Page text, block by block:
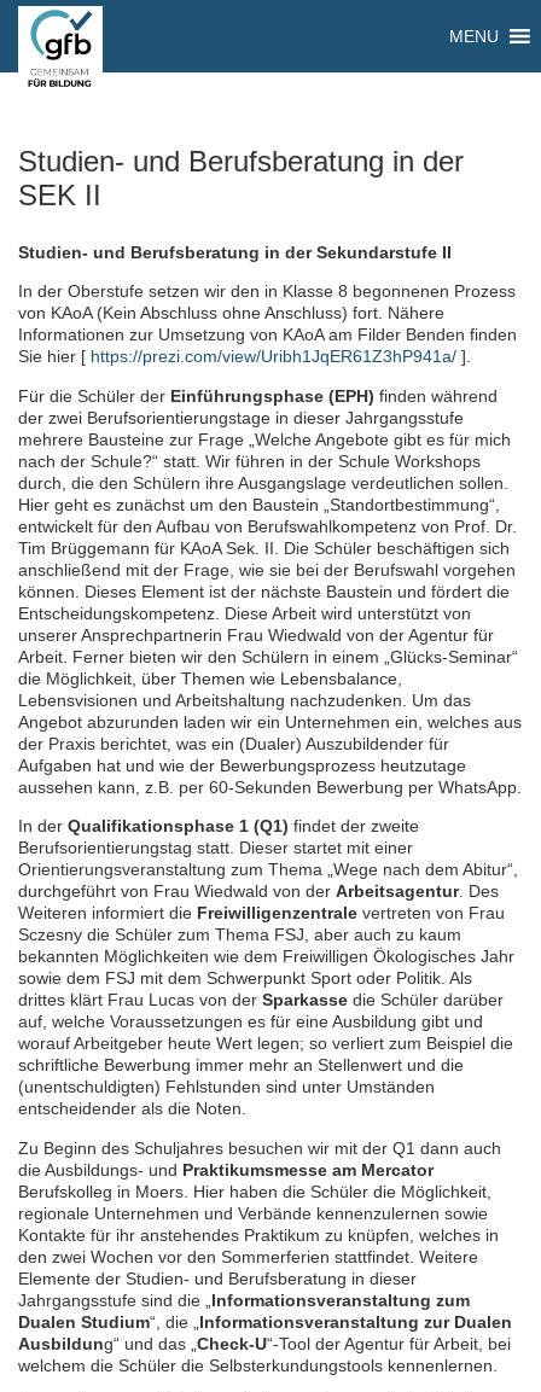
MENU
Studien- und Berufsberatung in der
SEK II
Studien- und Berufsberatung in der Sekundarstufe II
In der Oberstufe setzen wir den in Klasse 8 begonnenen Prozess
von KAoA (Kein Abschluss ohne Anschluss) fort. Nähere
Informationen zur Umsetzung von KAoA am Filder Benden finden
Sie hier [ https://prezi.com/view/Uribh1JqER61Z3hP941a/ ].
Für die Schüler der Einführungsphase (EPH) finden während
der zwei Berufsorientierungstage in dieser Jahrgangsstufe
mehrere Bausteine zur Frage „Welche Angebote gibt es für mich
nach der Schule?“ statt. Wir führen in der Schule Workshops
durch, die den Schülern ihre Ausgangslage verdeutlichen sollen.
Hier geht es zunächst um den Baustein „Standortbestimmung“,
entwickelt für den Aufbau von Berufswahlkompetenz von Prof. Dr.
Tim Brüggemann für KAoA Sek. II. Die Schüler beschäftigen sich
anschließend mit der Frage, wie sie bei der Berufswahl vorgehen
können. Dieses Element ist der nächste Baustein und fördert die
Entscheidungskompetenz. Diese Arbeit wird unterstützt von
unserer Ansprechpartnerin Frau Wiedwald von der Agentur für
Arbeit. Ferner bieten wir den Schülern in einem „Glücks-Seminar“
die Möglichkeit, über Themen wie Lebensbalance,
Lebensvisionen und Arbeitshaltung nachzudenken. Um das
Angebot abzurunden laden wir ein Unternehmen ein, welches aus
der Praxis berichtet, was ein (Dualer) Auszubildender für
Aufgaben hat und wie der Bewerbungsprozess heutzutage
aussehen kann, z.B. per 60-Sekunden Bewerbung per WhatsApp.
In der Qualifikationsphase 1 (Q1) findet der zweite
Berufsorientierungstag statt. Dieser startet mit einer
Orientierungsveranstaltung zum Thema „Wege nach dem Abitur“,
durchgeführt von Frau Wiedwald von der Arbeitsagentur. Des
Weiteren informiert die Freiwilligenzentrale vertreten von Frau
Sczesny die Schüler zum Thema FSJ, aber auch zu kaum
bekannten Möglichkeiten wie dem Freiwilligen Ökologisches Jahr
sowie dem FSJ mit dem Schwerpunkt Sport oder Politik. Als
drittes klärt Frau Lucas von der Sparkasse die Schüler darüber
auf, welche Voraussetzungen es für eine Ausbildung gibt und
worauf Arbeitgeber heute Wert legen; so verliert zum Beispiel die
schriftliche Bewerbung immer mehr an Stellenwert und die
(unentschuldigten) Fehlstunden sind unter Umständen
entscheidender als die Noten.
Zu Beginn des Schuljahres besuchen wir mit der Q1 dann auch
die Ausbildungs- und Praktikumsmesse am Mercator
Berufskolleg in Moers. Hier haben die Schüler die Möglichkeit,
regionale Unternehmen und Verbände kennenzulernen sowie
Kontakte für ihr anstehendes Praktikum zu knüpfen, welches in
den zwei Wochen vor den Sommerferien stattfindet. Weitere
Elemente der Studien- und Berufsberatung in dieser
Jahrgangsstufe sind die „ Informationsveranstaltung zum
Dualen Studium“, die „ Informationsveranstaltung zur Dualen
Ausbildung“ und das „ Check-U“-Tool der Agentur für Arbeit, bei
welchem die Schüler die Selbsterkundungstools kennenlernen.